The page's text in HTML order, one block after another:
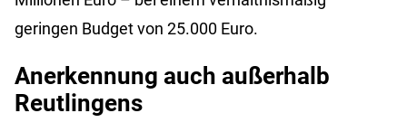
geringen Budget von 25.000 Euro.
Anerkennung auch außerhalb
Reutlingens